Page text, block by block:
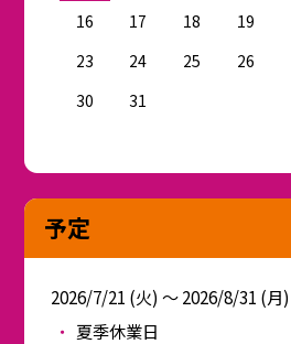
16
17 18 19
23
24 25 26
30
31
予定
2026/7/21 (火) ～ 2026/8/31 (月)
夏季休業日